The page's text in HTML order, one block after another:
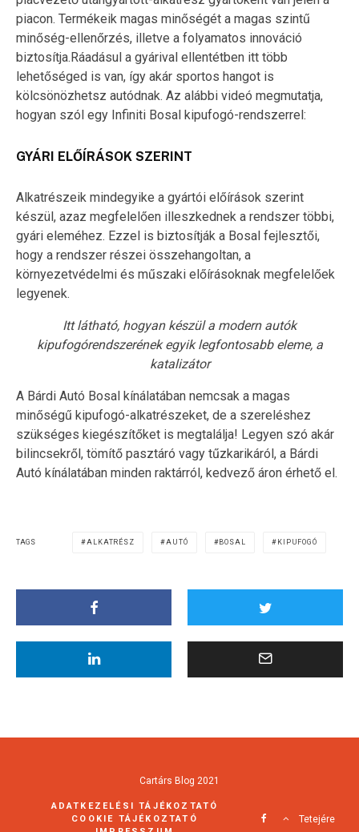
piacon. Termékeik magas minőségét a magas szintű
minőség-ellenőrzés, illetve a folyamatos innováció
biztosítja.Ráadásul a gyárival ellentétben itt több
lehetőséged is van, így akár sportos hangot is
kölcsönözhetsz autódnak. Az alábbi videó megmutatja,
hogyan szól egy Infiniti Bosal kipufogó-rendszerrel:
GYÁRI ELŐÍRÁSOK SZERINT
Alkatrészeik mindegyike a gyártói előírások szerint
készül, azaz megfelelően illeszkednek a rendszer többi,
gyári eleméhez. Ezzel is biztosítják a Bosal fejlesztői,
hogy a rendszer részei összehangoltan, a
környezetvédelmi és műszaki előírásoknak megfelelőek
legyenek.
Itt látható, hogyan készül a modern autók
kipufogórendszerének egyik legfontosabb eleme, a
katalizátor
A Bárdi Autó Bosal kínálatában nemcsak a magas
minőségű kipufogó-alkatrészeket, de a szereléshez
szükséges kiegészítőket is megtalálja! Legyen szó akár
bilincsekről, tömítő pasztáró vagy tűzkarikáról, a Bárdi
Autó kínálatában minden raktárról, kedvező áron érhető el.
TAGS ALKATRÉSZ AUTÓ BOSAL KIPUFOGÓ
Cartárs Blog 2021
ADATKEZELÉSI TÁJÉKOZTATÓ
COOKIE TÁJÉKOZTATÓ
Tetejére